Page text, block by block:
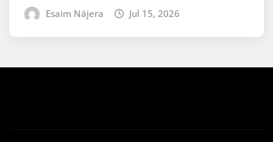
Esaim Nájera Jul 15, 2026